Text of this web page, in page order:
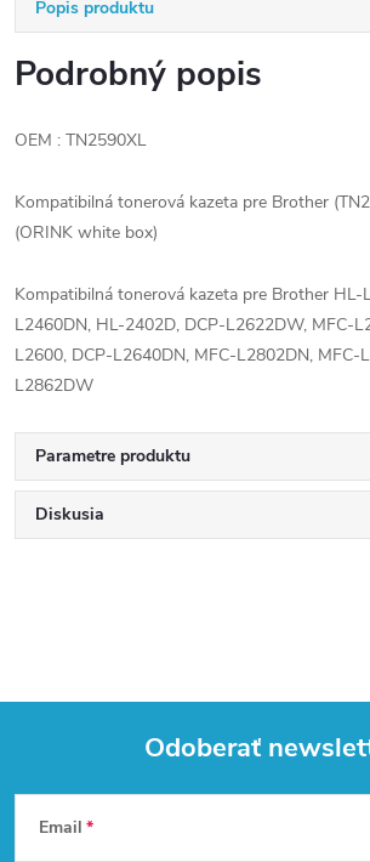
Popis produktu
Podrobný popis
OEM : TN2590XL
Kompatibilná tonerová kazeta pre Brother
(ORINK white box)
Kompatibilná tonerová kazeta pre Brother HL-
L2460DN, HL-2402D, DCP-L2622DW, MFC-
L2600, DCP-L2640DN, MFC-L2802DN, MFC-
L2862DW
Parametre produktu
Diskusia
Z
Odoberať
Email